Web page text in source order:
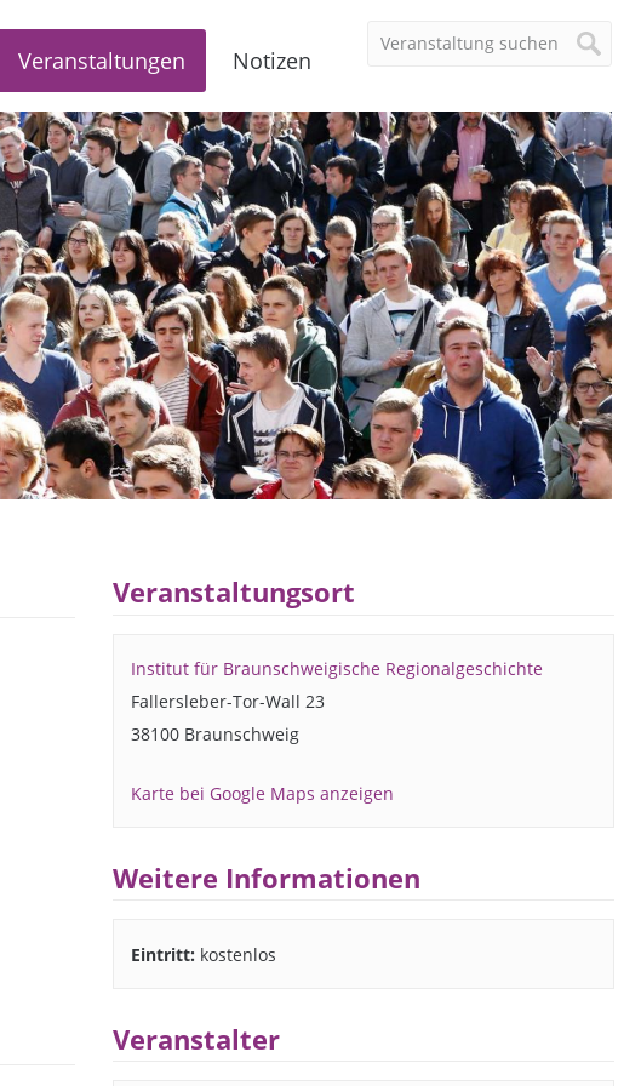
Veranstaltungen Notizen
Veranstaltungsort
Institut für Braunschweigische Regionalgeschichte
Fallersleber-Tor-Wall 23
38100 Braunschweig
Karte bei Google Maps anzeigen
Weitere Informationen
Eintritt: kostenlos
Veranstalter